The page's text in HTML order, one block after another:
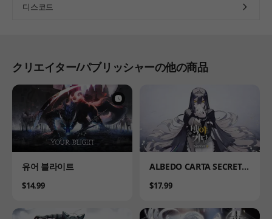
디스코드
クリエイター/パブリッシャーの他の商品
Product
유어 블라이트
Price
$14.99
Product
ALBEDO CARTA SECRET P
Price
$17.99